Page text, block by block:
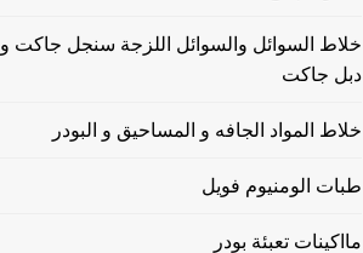
خلاط السوائل والسوائل اللزجة سنجل جاكت و
دبل جاكت
خلاط المواد الجافه و المساحيق و البودر
طبات الومنيوم فويل
مااكينات تعبئة بودر